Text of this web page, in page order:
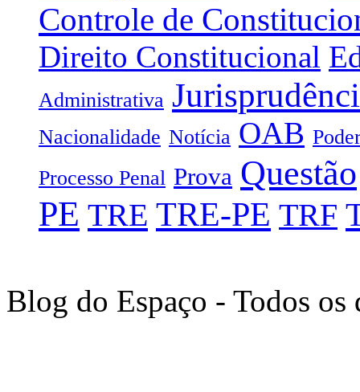
Controle de
Direito Constitucional
Administrativa
Nacionalidade Notícia OAB
Processo Penal Prova Questão
PE TRE TRE-PE TRF
Blog do Espaço - Todos